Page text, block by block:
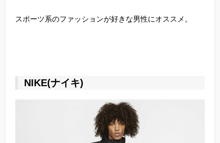
スポーツ系のファッションが好きな男性にオススメ。
NIKE(ナイキ)